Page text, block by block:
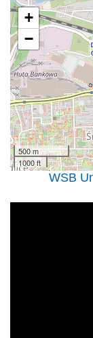
+
−
500 m
1000 ft
WSB